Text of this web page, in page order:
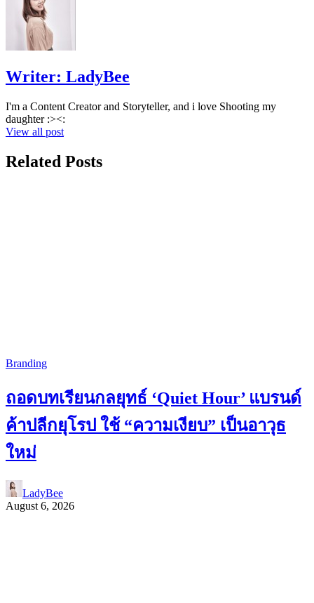
Writer: LadyBee
I'm a Content Creator and Storyteller, and i love Shooting my
daughter :><:
View all post
Related Posts
Branding
ถอดบทเรียนกลยุทธ์ ‘Quiet Hour’ แบรนด์
ค้าปลีกยุโรป ใช้ “ความเงียบ” เป็นอาวุธ
ใหม่
LadyBee
August 6, 2026